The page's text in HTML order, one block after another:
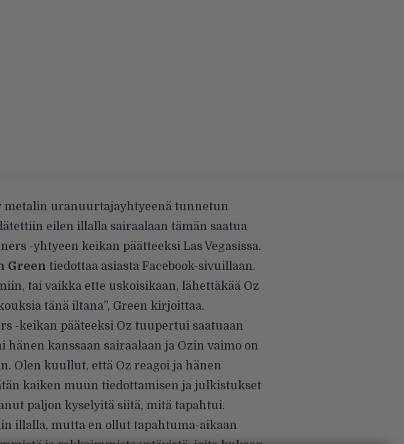
uranuurtajayhtyeenä tunnetun
eilen illalla sairaalaan tämän saatua
-yhtyeen keikan päätteeksi Las Vegasissa.
Green tiedottaa asiasta Facebook-sivuillaan.
tai vaikka ette uskoisikaan, lähettäkää Oz
tänä iltana”, Green kirjoittaa.
-keikan pääteeksi Oz tuupertui saatuaan
hänen kanssaan sairaalaan ja Ozin vaimo on
Olen kuullut, että Oz reagoi ja hänen
kaiken muun tiedottamisen ja julkistukset
paljon kyselyitä siitä, mitä tapahtui.
illalla, mutta en ollut tapahtuma-aikaan